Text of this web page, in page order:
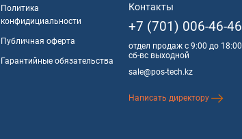
Политика
конфидициальности
Публичная оферта
Гарантийные обязательства
Контакты
+7 (701) 006-46-46
отдел продаж с 9:00 до 18:00
сб-вс выходной
sale@pos-tech.kz
Написать директору